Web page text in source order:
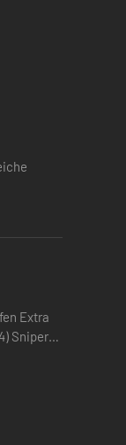
von
Extra